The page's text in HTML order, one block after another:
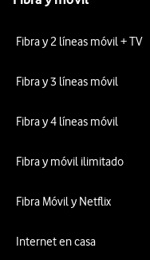
Fibra y 2 líneas móvil + TV
Fibra y 3 líneas móvil
Fibra y 4 líneas móvil
Fibra y móvil ilimitado
Fibra Móvil y Netflix
Internet en casa